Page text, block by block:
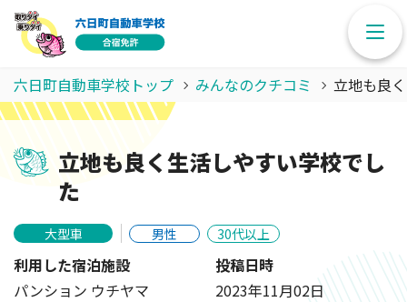
六日町自動車学校トップ みんなのクチコミ 立地も良
立地も良く生活しやすい学校でし
た
大型車 男性 30代以上
利用した宿泊施設
パンション ウチヤマ
投稿日時
2023年11月02日